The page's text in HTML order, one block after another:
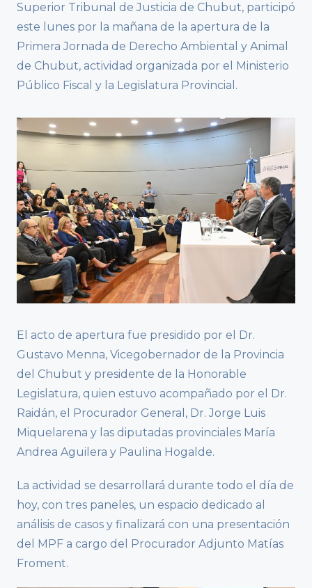
Superior Tribunal de Justicia de Chubut, participó
este lunes por la mañana de la apertura de la
Primera Jornada de Derecho Ambiental y Animal
de Chubut, actividad organizada por el Ministerio
Público Fiscal y la Legislatura Provincial.
El acto de apertura fue presidido por el Dr.
Gustavo Menna, Vicegobernador de la Provincia
del Chubut y presidente de la Honorable
Legislatura, quien estuvo acompañado por el Dr.
Raidán, el Procurador General, Dr. Jorge Luis
Miquelarena y las diputadas provinciales María
Andrea Aguilera y Paulina Hogalde.
La actividad se desarrollará durante todo el día de
hoy, con tres paneles, un espacio dedicado al
análisis de casos y finalizará con una presentación
del MPF a cargo del Procurador Adjunto Matías
Froment.